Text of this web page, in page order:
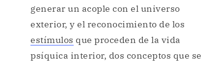
generar un acople con el universo
exterior, y el reconocimiento de los
estímulos que proceden de la vida
psíquica interior, dos conceptos que se